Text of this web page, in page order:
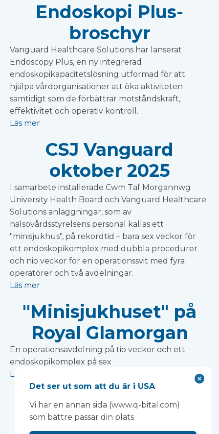
Endoskopi Plus-
broschyr
Vanguard Healthcare Solutions har lanserat
Endoscopy Plus, en ny integrerad
endoskopikapacitetslösning utformad för att
hjälpa vårdorganisationer att öka aktiviteten
samtidigt som de förbättrar motståndskraft,
effektivitet och operativ kontroll.
Läs mer
CSJ Vanguard
oktober 2025
I samarbete installerade Cwm Taf Morgannwg
University Health Board och Vanguard Healthcare
Solutions anläggningar, som av
hälsovårdsstyrelsens personal kallas ett
"minisjukhus", på rekordtid – bara sex veckor för
ett endoskopikomplex med dubbla procedurer
och nio veckor för en operationssvit med fyra
operatörer och två avdelningar.
Läs mer
"Minisjukhuset" på
Royal Glamorgan
En operationsavdelning på tio veckor och ett
endoskopikomplex på sex
Läs mer
Broschyr om lokala
diagnostiska centra
Det ser ut som att du är i USA
Vi har en annan sida (www.q-bital.com)
som bättre passar din plats